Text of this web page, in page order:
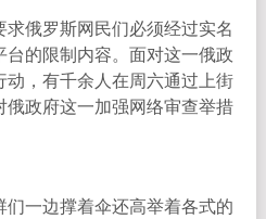
俄罗斯网民们必须经过实名
的限制内容。面对这一俄政
，有千余人在周六通过上街
政府这一加强网络审查举措
一边撑着伞还高举着各式的